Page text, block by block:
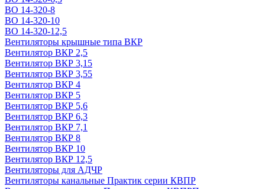
ВО 14-320-8
ВО 14-320-10
ВО 14-320-12,5
Вентиляторы крышные типа ВКР
Вентилятор ВКР 2,5
Вентилятор ВКР 3,15
Вентилятор ВКР 3,55
Вентилятор ВКР 4
Вентилятор ВКР 5
Вентилятор ВКР 5,6
Вентилятор ВКР 6,3
Вентилятор ВКР 7,1
Вентилятор ВКР 8
Вентилятор ВКР 10
Вентилятор ВКР 12,5
Вентиляторы для АДЧР
Вентиляторы канальные Практик серии КВПР